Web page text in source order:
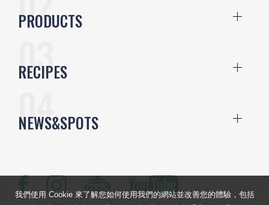
PRODUCTS
RECIPES
NEWS&SPOTS
我們使用 Cookie 來了解您如何使用我們的網站並改善您的體驗，包括